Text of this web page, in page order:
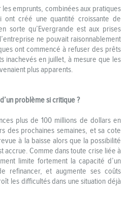
emprunts, combinées aux pratiques
ont créé une quantité croissante de
sorte qu’Evergrande est aux prises
ne pouvait raisonnablement
ont commencé à refuser des prêts
inachevés en juillet, à mesure que les
plus apparents.
problème si critique ?
plus de 100 millions de dollars en
des prochaines semaines, et sa cote
à la baisse alors que la possibilité
accrue. Comme dans toute crise liée à
limite fortement la capacité d’un
refinancer, et augmente ses coûts
les difficultés dans une situation déjà